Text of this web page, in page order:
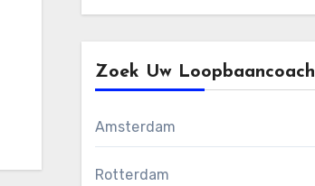
Zoek Uw Loopbaancoach
Amsterdam
Rotterdam